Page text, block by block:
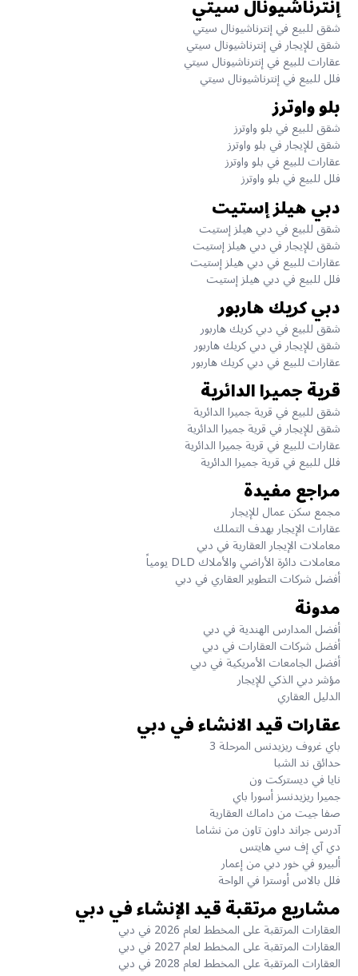
إنترناشيونال سيتي
شقق للبيع في إنترناشيونال سيتي
شقق للإيجار في إنترناشيونال سيتي
عقارات للبيع في إنترناشيونال سيتي
فلل للبيع في إنترناشيونال سيتي
بلو واوترز
شقق للبيع في بلو واوترز
شقق للإيجار في بلو واوترز
عقارات للبيع في بلو واوترز
فلل للبيع في بلو واوترز
دبي هيلز إستيت
شقق للبيع في دبي هيلز إستيت
شقق للإيجار في دبي هيلز إستيت
عقارات للبيع في دبي هيلز إستيت
فلل للبيع في دبي هيلز إستيت
دبي كريك هاربور
شقق للبيع في دبي كريك هاربور
شقق للإيجار في دبي كريك هاربور
عقارات للبيع في دبي كريك هاربور
قرية جميرا الدائرية
شقق للبيع في قرية جميرا الدائرية
شقق للإيجار في قرية جميرا الدائرية
عقارات للبيع في قرية جميرا الدائرية
فلل للبيع في قرية جميرا الدائرية
مراجع مفيدة
مجمع سكن عمال للإيجار
عقارات الإيجار بهدف التملك
معاملات الإيجار العقارية في دبي
معاملات دائرة الأراضي والأملاك DLD يومياً
أفضل شركات التطوير العقاري في دبي
مدونة
أفضل المدارس الهندية في دبي
أفضل شركات العقارات في دبي
أفضل الجامعات الأمريكية في دبي
مؤشر دبي الذكي للإيجار
الدليل العقاري
عقارات قيد الانشاء في دبي
باي غروف ريزيدنس المرحلة 3
حدائق ند الشبا
نايا في ديستركت ون
جميرا ريزيدنسز أسورا باي
صفا جيت من داماك العقارية
آدرس جراند داون تاون من نشاما
دي آي إف سي هايتس
ألبيرو في خور دبي من إعمار
فلل بالاس أوسترا في الواحة
مشاريع مرتقبة قيد الإنشاء في دبي
العقارات المرتقبة على المخطط لعام 2026 في دبي
العقارات المرتقبة على المخطط لعام 2027 في دبي
العقارات المرتقبة على المخطط لعام 2028 في دبي